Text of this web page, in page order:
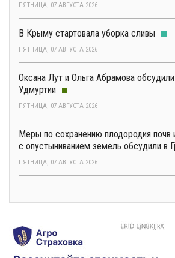
ПЯТНИЦА, 07 АВГУСТА 2026
В Крыму стартовала уборка сливы
ПЯТНИЦА, 07 АВГУСТА 2026
Оксана Лут и Ольга Абрамова
Удмуртии
ПЯТНИЦА, 07 АВГУСТА 2026
Меры по сохранению плодородия почв
с опустыниванием земель обсудили в
ПЯТНИЦА, 07 АВГУСТА 2026